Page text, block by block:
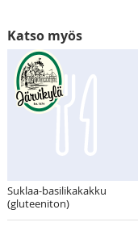
Katso myös
Suklaa-basilikakakku
(gluteeniton)